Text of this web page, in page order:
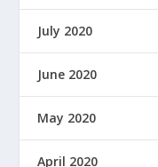
July 2020
June 2020
May 2020
April 2020